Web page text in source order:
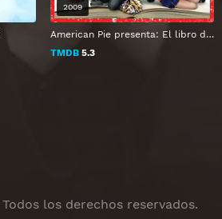
American Pie presenta: El libro del amor
TMDB 5.3
2009
los derechos reservados.